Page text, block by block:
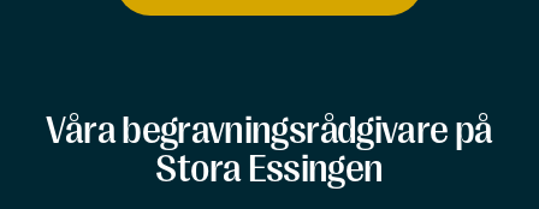
Våra begravningsrådgivare på
Stora Essingen